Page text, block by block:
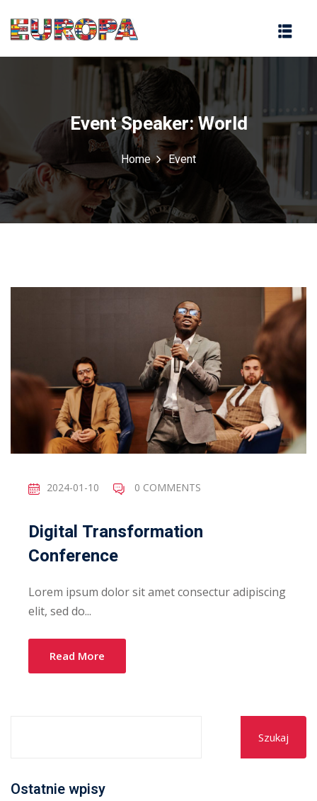
Event Speaker:World
Home Event
2024-01-10 0 COMMENTS
Digital Transformation
Conference
Lorem ipsum dolor sit amet consectur adipiscing
elit, sed do...
Read More
Szukaj
Ostatnie wpisy